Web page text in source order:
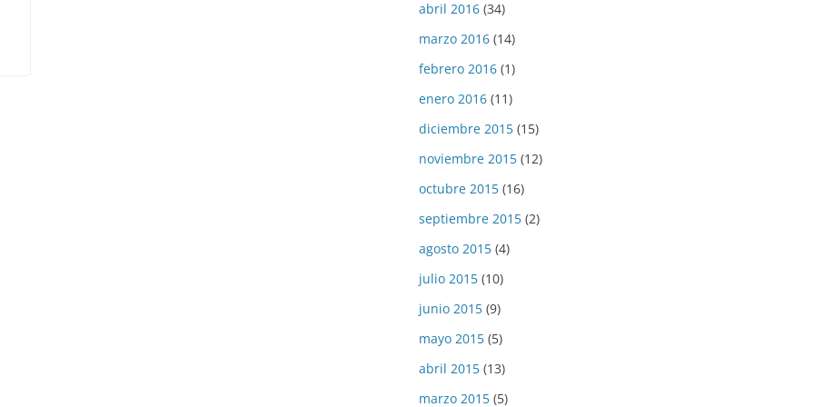
abril 2016 (34)
marzo 2016 (14)
febrero 2016 (1)
enero 2016 (11)
diciembre 2015 (15)
noviembre 2015 (12)
octubre 2015 (16)
septiembre 2015 (2)
agosto 2015 (4)
julio 2015 (10)
junio 2015 (9)
mayo 2015 (5)
abril 2015 (13)
marzo 2015 (5)